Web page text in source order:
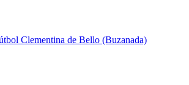
Clementina de Bello (Buzanada)